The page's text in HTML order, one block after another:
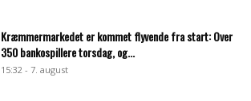
Kræmmermarkedet er kommet flyvende fra start: Over
350 bankospillere torsdag, og...
15:32 - 7. august